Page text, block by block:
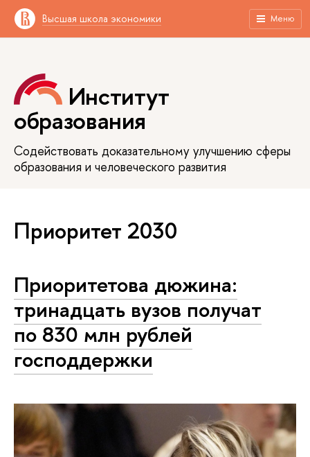
Высшая школа экономики Меню
Институт
образования
Содействовать доказательному улучшению сферы
образования и человеческого развития
Приоритет 2030
Приоритетова дюжина:
тринадцать вузов получат
по 830 млн рублей
господдержки